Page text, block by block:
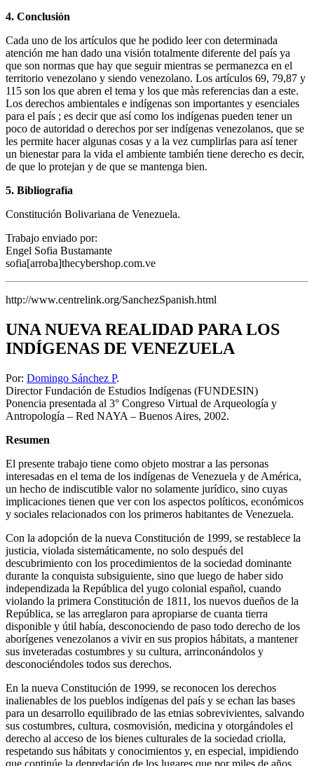
4. Conclusión
Cada uno de los artículos que he podido leer con determinada
atención me han dado una visión totalmente diferente del país ya
que son normas que hay que seguir mientras se permanezca en el
territorio venezolano y siendo venezolano. Los artículos 69, 79,87 y
115 son los que abren el tema y los que màs referencias dan a este.
Los derechos ambientales e indígenas son importantes y esenciales
para el país ; es decir que así como los indígenas pueden tener un
poco de autoridad o derechos por ser indígenas venezolanos, que se
les permite hacer algunas cosas y a la vez cumplirlas para así tener
un bienestar para la vida el ambiente también tiene derecho es decir,
de que lo protejan y de que se mantenga bien.
5. Bibliografía
Constitución Bolivariana de Venezuela.
Trabajo enviado por:
Engel Sofia Bustamante
sofia[arroba]thecybershop.com.ve
http://www.centrelink.org/SanchezSpanish.html
UNA NUEVA REALIDAD PARA LOS
INDÍGENAS DE VENEZUELA
Por: Domingo Sánchez P.
Director Fundación de Estudios Indígenas (FUNDESIN)
Ponencia presentada al 3° Congreso Virtual de Arqueología y
Antropología – Red NAYA – Buenos Aires, 2002.
Resumen
El presente trabajo tiene como objeto mostrar a las personas
interesadas en el tema de los indígenas de Venezuela y de América,
un hecho de indiscutible valor no solamente jurídico, sino cuyas
implicaciones tienen que ver con los aspectos políticos, económicos
y sociales relacionados con los primeros habitantes de Venezuela.
Con la adopción de la nueva Constitución de 1999, se restablece la
justicia, violada sistemáticamente, no solo después del
descubrimiento con los procedimientos de la sociedad dominante
durante la conquista subsiguiente, sino que luego de haber sido
independizada la República del yugo colonial español, cuando
violando la primera Constitución de 1811, los nuevos dueños de la
República, se las arreglaron para apropiarse de cuanta tierra
disponible y útil había, desconociendo de paso todo derecho de los
aborígenes venezolanos a vivir en sus propios hábitats, a mantener
sus inveteradas costumbres y su cultura, arrinconándolos y
desconociéndoles todos sus derechos.
En la nueva Constitución de 1999, se reconocen los derechos
inalienables de los pueblos indígenas del país y se echan las bases
para un desarrollo equilibrado de las etnias sobrevivientes, salvando
sus costumbres, cultura, cosmovisión, medicina y otorgándoles el
derecho al acceso de los bienes culturales de la sociedad criolla,
respetando sus hábitats y conocimientos y, en especial, impidiendo
que continúe la depredación de los lugares que por miles de años